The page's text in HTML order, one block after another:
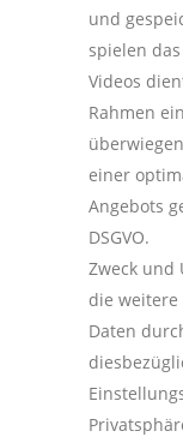
und
spielen
Videos
Rahmen
einer
Angebots
DSGVO.
Zweck und
die
Daten